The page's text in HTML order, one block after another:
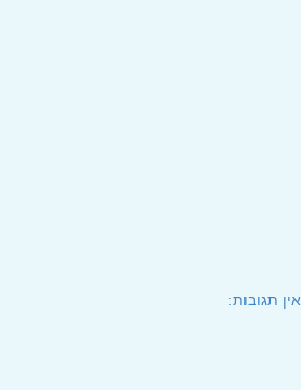
אין תגובות: